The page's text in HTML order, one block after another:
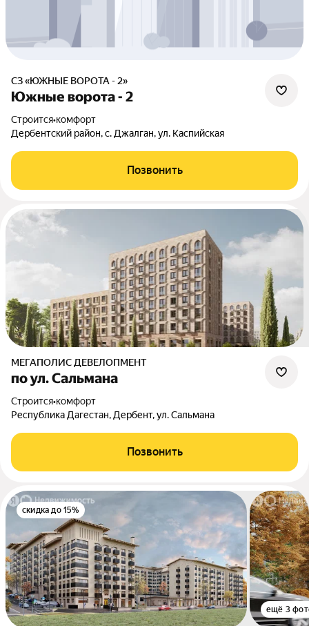
СЗ «ЮЖНЫЕ ВОРОТА - 2»
Южные ворота - 2
Строится•комфорт
Дербентский район, с. Джалган, ул. Каспийская
Позвонить
МЕГАПОЛИС ДЕВЕЛОПМЕНТ
по ул. Сальмана
Строится•комфорт
Республика Дагестан, Дербент, ул. Сальмана
Позвонить
скидка до 15%
ещё 3